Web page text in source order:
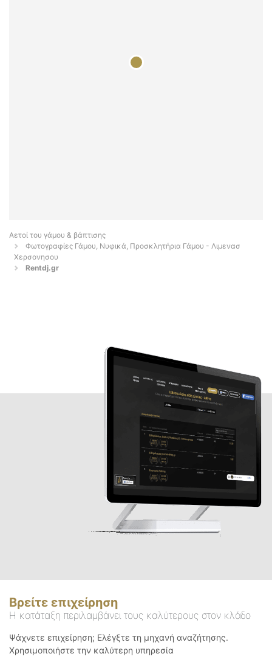
Αετοί του γάμου & βάπτισης
Φωτογραφίες Γάμου, Νυφικά, Προσκλητήρια Γάμου - Λιμενασ
Χερσονησου
Rentdj.gr
Βρείτε επιχείρηση
Η κατάταξη περιλαμβάνει τους καλύτερους στον κλάδο
Ψάχνετε επιχείρηση; Ελέγξτε τη μηχανή αναζήτησης.
Χρησιμοποιήστε την καλύτερη υπηρεσία